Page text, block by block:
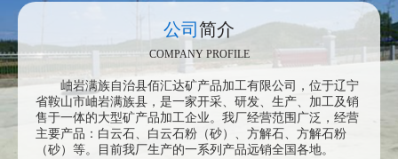
公司 简介
COMPANY PROFILE
岫岩满族自治县佰汇达矿产品加工有限公司，位于辽宁
省鞍山市岫岩满族县，是一家开采、研发、生产、加工及销
售于一体的大型矿产品加工企业。 我厂经营范围广泛，经营
主要产品：白云石、白云石粉（砂）、方解石、方解石粉
（砂）等。目前我厂生产的一系列产品远销全国各地。